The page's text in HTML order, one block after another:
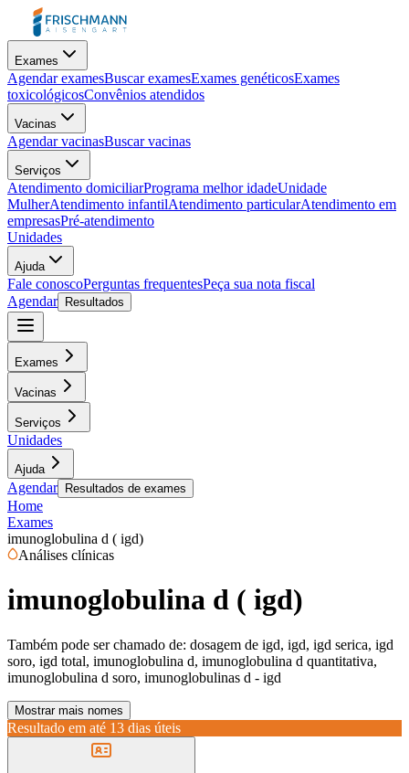
Exames
Agendar examesBuscar examesExames genéticosExames
toxicológicosConvênios atendidos
Vacinas
Agendar vacinasBuscar vacinas
Serviços
Atendimento domiciliarPrograma melhor idadeUnidade
MulherAtendimento infantilAtendimento particularAtendimento em
empresasPré-atendimento
Unidades
Ajuda
Fale conoscoPerguntas frequentesPeça sua nota fiscal
Agendar
Resultados
Exames
Vacinas
Serviços
Unidades
Ajuda
Agendar Resultados de exames
Home
Exames
imunoglobulina d ( igd)
Análises clínicas
imunoglobulina d ( igd)
Também pode ser chamado de: dosagem de igd, igd, igd serica, igd
soro, igd total, imunoglobulina d, imunoglobulina d quantitativa,
imunoglobulina d soro, imunoglobulinas d - igd
Mostrar mais nomes
Resultado em até 13 dias úteis